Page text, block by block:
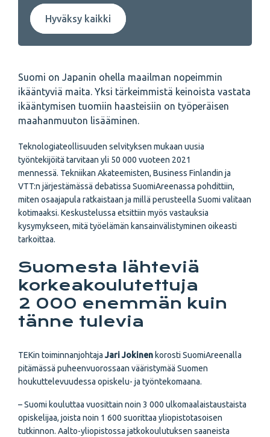
Hyväksy kaikki
Suomi on Japanin ohella maailman nopeimmin
ikääntyviä maita. Yksi tärkeimmistä keinoista vastata
ikääntymisen tuomiin haasteisiin on työperäisen
maahanmuuton lisääminen.
Teknologiateollisuuden selvityksen mukaan uusia
työntekijöitä tarvitaan yli 50 000 vuoteen 2021
mennessä. Tekniikan Akateemisten, Business Finlandin ja
VTT:n järjestämässä debatissa SuomiAreenassa pohdittiin,
miten osaajapula ratkaistaan ja millä perusteella Suomi valitaan
kotimaaksi. Keskustelussa etsittiin myös vastauksia
kysymykseen, mitä työelämän kansainvälistyminen oikeasti
tarkoittaa.
Suomesta lähteviä
korkeakoulutettuja
2 000 enemmän kuin
tänne tulevia
TEKin toiminnanjohtajaJari Jokinen korosti SuomiAreenalla
pitämässä puheenvuorossaan vääristymää Suomen
houkuttelevuudessa opiskelu- ja työntekomaana.
– Suomi kouluttaa vuosittain noin 3 000 ulkomaalaistaustaista
opiskelijaa, joista noin 1 600 suorittaa yliopistotasoisen
tutkinnon. Aalto-yliopistossa jatkokoulutuksen saaneista